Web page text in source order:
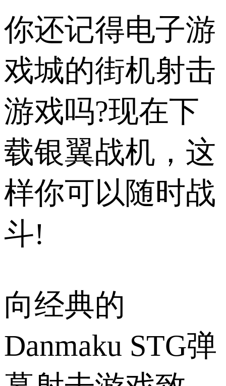
你还记得电子游
戏城的街机射击
游戏吗?现在下
载银翼战机，这
样你可以随时战
斗!
向经典的
Danmaku STG弹